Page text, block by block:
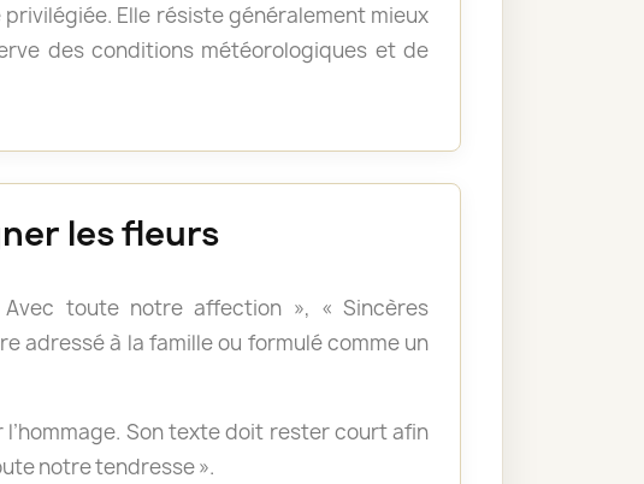
Elle résiste généralement mieux
des conditions météorologiques et de
les fleurs
toute notre affection », « Sincères
adressé à la famille ou formulé comme un
Son texte doit rester court afin
notre tendresse ».